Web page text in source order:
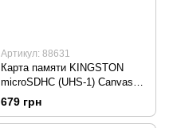
Артикул: 88631
Карта памяти KINGSTON
microSDHC (UHS-1) Canvas
Select 64GB Class 10 без
адаптера (R80MB/s)
679 грн